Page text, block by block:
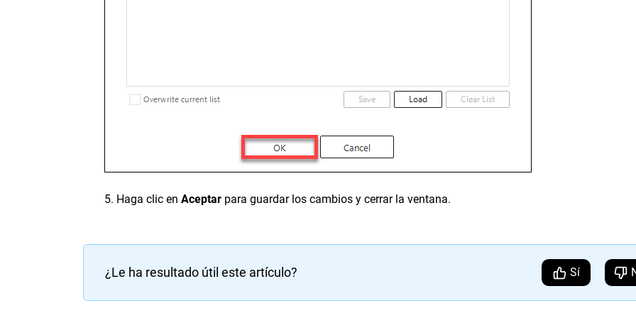
5. Haga clic en Aceptar para guardar los cambios y cerrar la ventana.
¿Le ha resultado útil este artículo? Sí